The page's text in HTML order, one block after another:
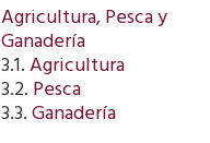
Agricultura, Pesca y
Ganadería
3.1.Agricultura
3.2.Pesca
3.3.Ganadería